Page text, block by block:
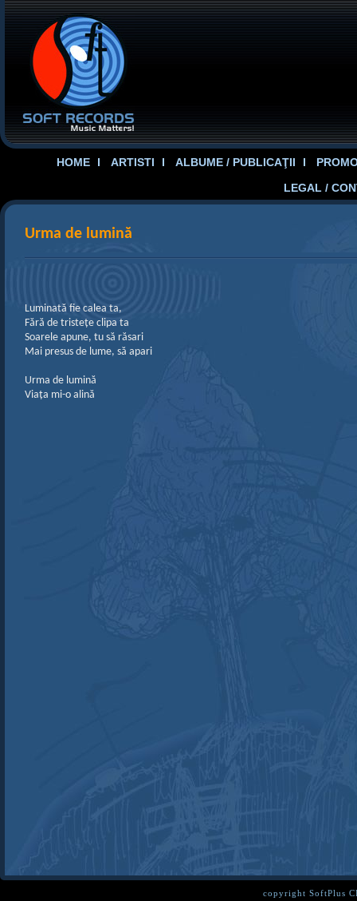
HOME ARTISTI ALBUME / PUBLICAŢII
LEGAL /
Urma de lumină
Luminată fie calea ta,
Fără de tristețe clipa ta
Soarele apune, tu să răsari
Mai presus de lume, să apari
Urma de lumină
Viața mi-o alină
copyright SoftPlus